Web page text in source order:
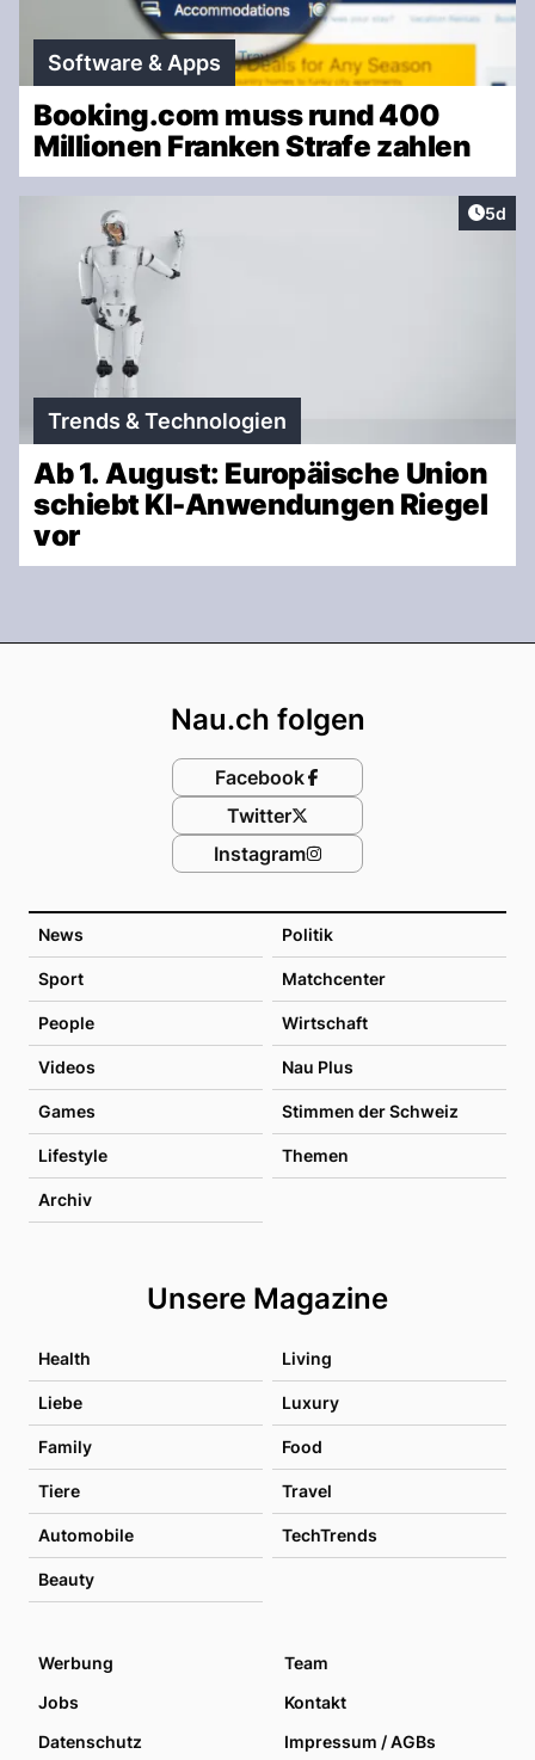
Software & Apps
Booking.com muss rund 400
Millionen Franken Strafe zahlen
5d
Trends & Technologien
Ab 1. August: Europäische Union
schiebt KI-Anwendungen Riegel
vor
News Politik
Sport Matchcenter
People Wirtschaft
Videos Nau Plus
Games Stimmen der Schweiz
Lifestyle Themen
Archiv
Unsere Magazine
Health Living
Liebe Luxury
Family Food
Tiere Travel
Automobile TechTrends
Beauty
Nau.ch folgen
Facebook
Twitter
Instagram
Werbung
Team
Jobs
Kontakt
Datenschutz
Impressum / AGBs